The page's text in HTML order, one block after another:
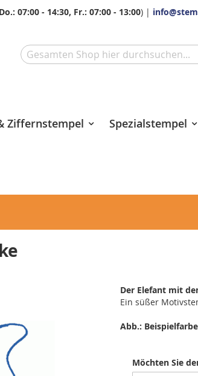
07:00 - 14:30, Fr.: 07:00 - 13:00) |
Ziffernstempel Spezialstempel
Der Elefant mit
Ein süßer
Abb.:
Möchten Sie